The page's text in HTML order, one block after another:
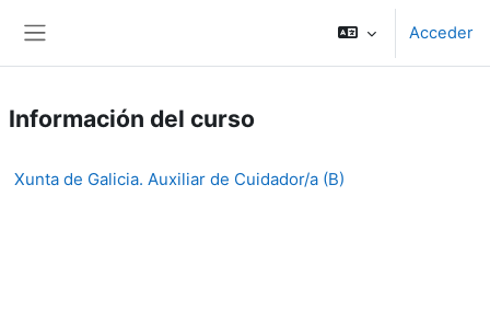
Acceder
Información del curso
Xunta de Galicia. Auxiliar de Cuidador/a (B)